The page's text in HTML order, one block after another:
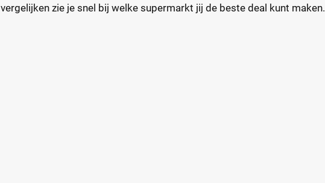
vergelijken zie je snel bij welke supermarkt jij de beste deal kunt maken.